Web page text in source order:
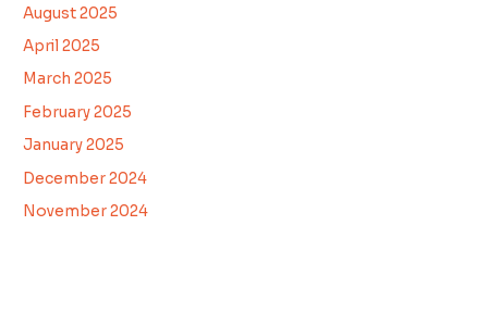
August 2025
April 2025
March 2025
February 2025
January 2025
December 2024
November 2024